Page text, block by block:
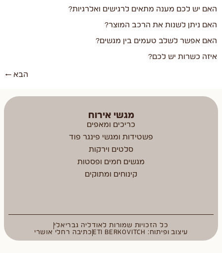
האם יש לכם מענה מתאים לרגישים ואלרגיות?
האם ניתן לשנות את הרכב המוצר?
האם אפשר לשלב טעמים בין מגשים?
איזה כשרות יש לכם?
הבא ←
מגשי אירוח
כריכים ומאפים
פשטידות ומגשי פינגר פוד
סלטים וירקות
מגשים חמים ופסטות
קינוחים ומתוקים
כל הזכויות שמורות לאודליה גבריאלי
עיצוב ופיתוח: ETI BERKOVITCH
כתיבה רחלי אושרי